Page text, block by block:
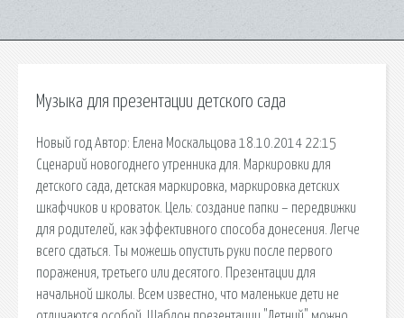
Музыка для презентации детского сада
Новый год Автор: Елена Москальцова 18.10.2014 22:15
Сценарий новогоднего утренника для. Маркировки для
детского сада, детская маркировка, маркировка детских
шкафчиков и кроваток. Цель: создание папки – передвижки
для родителей, как эффективного способа донесения. Легче
всего сдаться. Ты можешь опустить руки после первого
поражения, третьего или десятого. Презентации для
начальной школы. Всем известно, что маленькие дети не